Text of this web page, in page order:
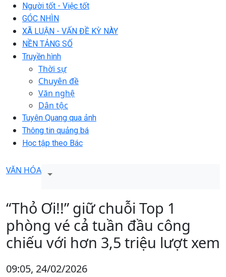
Người tốt - Việc tốt
GÓC NHÌN
XÃ LUẬN - VẤN ĐỀ KỲ NÀY
NỀN TẢNG SỐ
Truyền hình
Thời sự
Chuyên đề
Văn nghệ
Dân tộc
Tuyên Quang qua ảnh
Thông tin quảng bá
Học tập theo Bác
VĂN HÓA
“Thỏ Ơi!!” giữ chuỗi Top 1
phòng vé cả tuần đầu công
chiếu với hơn 3,5 triệu lượt xem
09:05, 24/02/2026